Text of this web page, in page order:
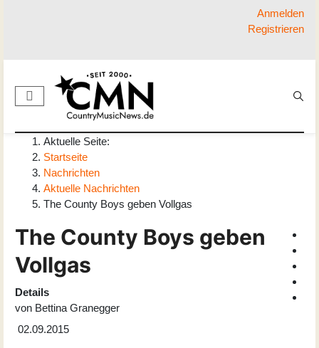
Anmelden
Registrieren
Aktuelle Seite:
Startseite
Nachrichten
Aktuelle Nachrichten
The County Boys geben Vollgas
The County Boys geben
Vollgas
Details
von Bettina Granegger
02.09.2015